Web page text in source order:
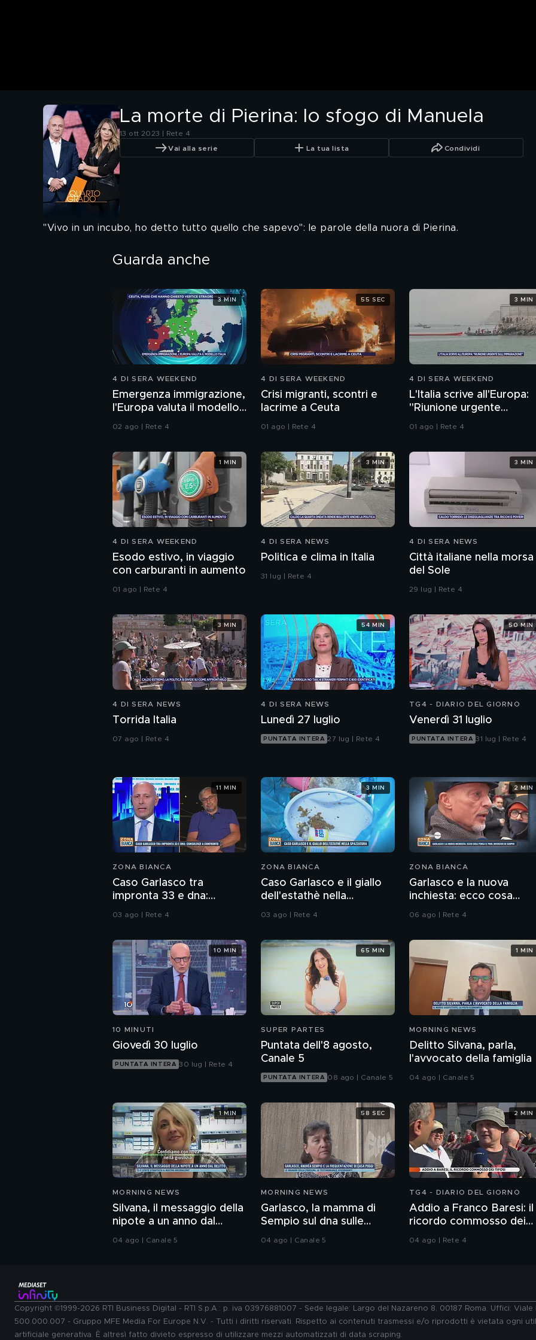
La morte di Pierina: lo sfogo di Manuela
13 ott 2023 | Rete 4
Vai alla serie La tua lista Condividi
"Vivo in un incubo, ho detto tutto quello che sapevo": le parole della nuora di Pierina.
Guarda anche
4 DI SERA WEEKEND
Emergenza immigrazione,
l'Europa valuta il modello
02 ago | Rete 4
3 MIN
4 DI SERA WEEKEND
Crisi migranti, scontri e
lacrime a Ceuta
01 ago | Rete 4
55 SEC
4 DI SERA WEEKEND
L'Italia scrive all'Europa:
"Riunione urgente
sull'immigrazione"
01 ago | Rete 4
3 MIN
4 DI SERA WEEKEND
Esodo estivo, in viaggio
con carburanti in aumento
01 ago | Rete 4
1 MIN
4 DI SERA NEWS
Politica e clima in Italia
31 lug | Rete 4
3 MIN
4 DI SERA NEWS
Città italiane nella morsa
del Sole
29 lug | Rete 4
3 MIN
4 DI SERA NEWS
Torrida Italia
07 ago | Rete 4
3 MIN
4 DI SERA NEWS
Lunedì 27 luglio
PUNTATA INTERA 27 lug | Rete 4
54 MIN
TG4 - DIARIO DEL GIORNO
Venerdì 31 luglio
PUNTATA INTERA 31 lug | Rete 4
50 MIN
ZONA BIANCA
Caso Garlasco tra
impronta 33 e dna:
consulenze a confronto
03 ago | Rete 4
11 MIN
ZONA BIANCA
Caso Garlasco e il giallo
dell'estathè nella
spazzatura
03 ago | Rete 4
3 MIN
ZONA BIANCA
Garlasco e la nuova
inchiesta: ecco cosa
pensa il pool difensivo di
06 ago | Rete 4
2 MIN
10 MINUTI
Giovedì 30 luglio
PUNTATA INTERA 30 lug | Rete 4
10 MIN
SUPER PARTES
Puntata dell'8 agosto,
Canale 5
PUNTATA INTERA 08 ago | Canale 5
65 MIN
MORNING NEWS
Delitto Silvana, parla,
l'avvocato della famiglia
04 ago | Canale 5
1 MIN
MORNING NEWS
Silvana, il messaggio della
nipote a un anno dal
delitto
04 ago | Canale 5
1 MIN
MORNING NEWS
Garlasco, la mamma di
Sempio sul dna sulle
unghie di Chiara
04 ago | Canale 5
58 SEC
TG4 - DIARIO DEL GIORNO
Addio a Franco Baresi: il
ricordo commosso dei
04 ago | Rete 4
2 MIN
Copyright ©1999-2026 RTI Business Digital - RTI S.p.A.: p. iva 03976881007 - Sede legale: Largo del Nazareno 8, 00187 Roma. Uffici:
500.000.007 - Gruppo MFE Media For Europe N.V. - Tutti i diritti riservati. Rispetto ai contenuti trasmessi e/o riprodotti è vietata ogni
artificiale generativa. È altresì fatto divieto espresso di utilizzare mezzi automatizzati di data scraping.